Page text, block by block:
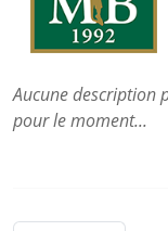
Aucune description
pour le moment...